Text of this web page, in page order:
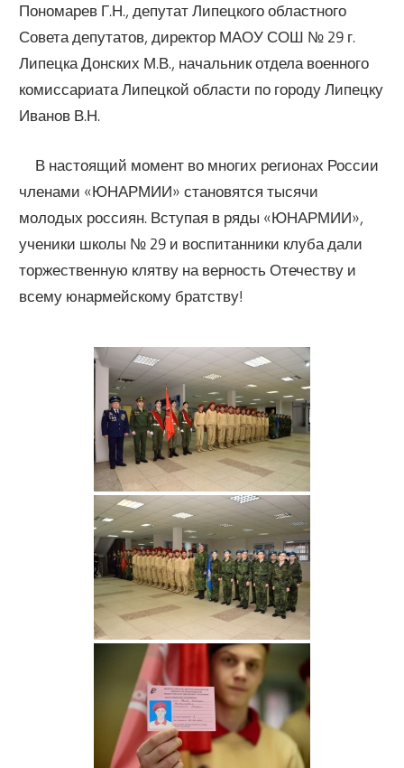
Пономарев Г.Н., депутат Липецкого областного
Совета депутатов, директор МАОУ СОШ № 29 г.
Липецка Донских М.В., начальник отдела военного
комиссариата Липецкой области по городу Липецку
Иванов В.Н.
В настоящий момент во многих регионах России
членами «ЮНАРМИИ» становятся тысячи
молодых россиян. Вступая в ряды «ЮНАРМИИ»,
ученики школы № 29 и воспитанники клуба дали
торжественную клятву на верность Отечеству и
всему юнармейскому братству!